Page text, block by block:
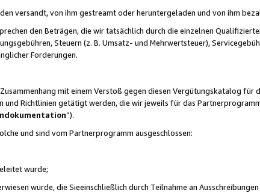
versandt, von ihm gestreamt oder heruntergeladen und von ihm
den Beträgen, die wir tatsächlich durch die einzelnen
Steuern (z. B. Umsatz- und Mehrwertsteuer),
Forderungen.
mit einem Verstoß gegen diesen Vergütungskatalog für
Richtlinien getätigt werden, die wir jeweils für das
“).
und sind vom Partnerprogramm ausgeschlossen:
wurde;
wurde, die Sieeinschließlich durch Teilnahme an Ausschreibungen